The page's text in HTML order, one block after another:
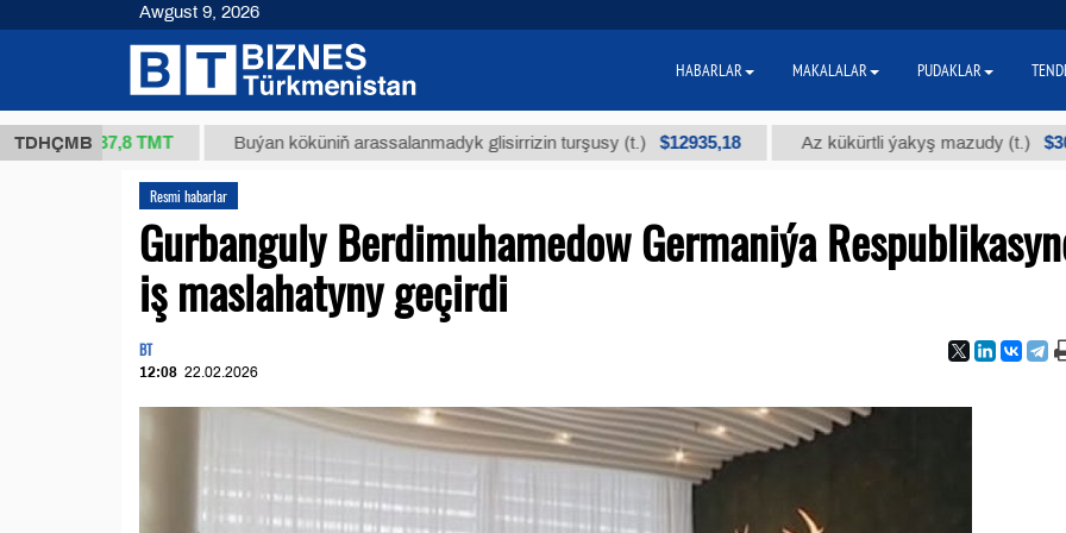
TDHÇMB
37,8 ТМТ Buýan köküniň arassalanmadyk glisirrizin turşusy (t.) $12935,18 Az kükürtli ýakyş mazudy (t.) $300
Resmi habarlar
Gurbanguly Berdimuhamedow Germaniýa
iş maslahatyny geçirdi
BT
12:08 22.02.2026
Awgust 9, 2026
HABARLAR MAKALALAR PUDAKLAR